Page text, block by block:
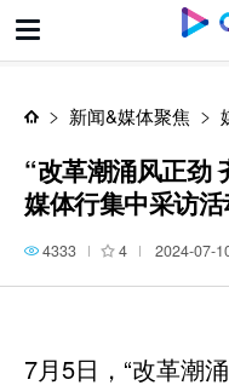
新闻&媒体聚焦
“改革潮涌风正劲
媒体行集中采访
4333 4 2024-07-
7月5日，“改革潮